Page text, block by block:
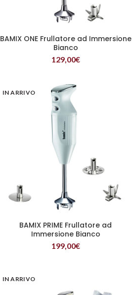
LEGGI TUTTO
BAMIX ONE Frullatore ad Immersione
Bianco
129,00€
IN ARRIVO
LEGGI TUTTO
BAMIX PRIME Frullatore ad
Immersione Bianco
199,00€
IN ARRIVO